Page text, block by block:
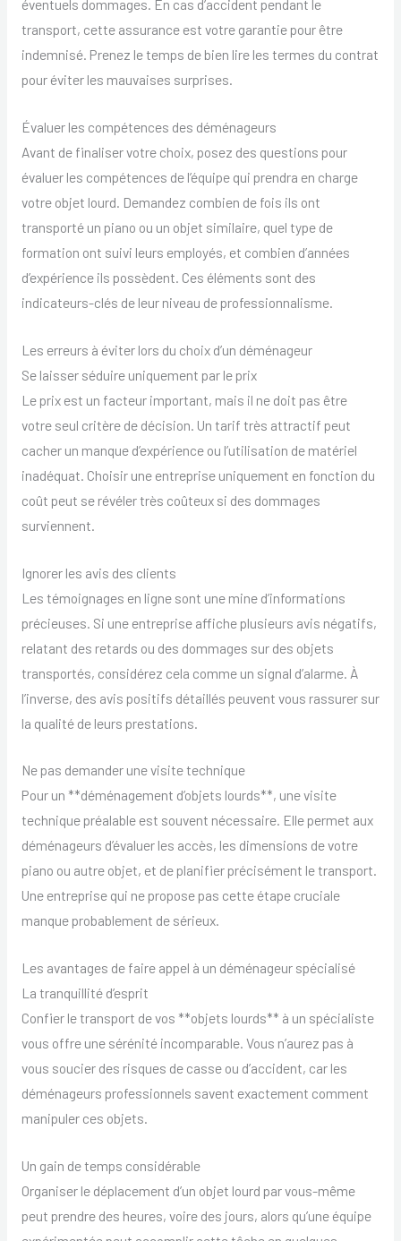
éventuels dommages. En cas d’accident pendant le
transport, cette assurance est votre garantie pour être
indemnisé. Prenez le temps de bien lire les termes du contrat
pour éviter les mauvaises surprises.
Évaluer les compétences des déménageurs
Avant de finaliser votre choix, posez des questions pour
évaluer les compétences de l’équipe qui prendra en charge
votre objet lourd. Demandez combien de fois ils ont
transporté un piano ou un objet similaire, quel type de
formation ont suivi leurs employés, et combien d’années
d’expérience ils possèdent. Ces éléments sont des
indicateurs-clés de leur niveau de professionnalisme.
Les erreurs à éviter lors du choix d’un déménageur
Se laisser séduire uniquement par le prix
Le prix est un facteur important, mais il ne doit pas être
votre seul critère de décision. Un tarif très attractif peut
cacher un manque d’expérience ou l’utilisation de matériel
inadéquat. Choisir une entreprise uniquement en fonction du
coût peut se révéler très coûteux si des dommages
surviennent.
Ignorer les avis des clients
Les témoignages en ligne sont une mine d’informations
précieuses. Si une entreprise affiche plusieurs avis négatifs,
relatant des retards ou des dommages sur des objets
transportés, considérez cela comme un signal d’alarme. À
l’inverse, des avis positifs détaillés peuvent vous rassurer sur
la qualité de leurs prestations.
Ne pas demander une visite technique
Pour un **déménagement d’objets lourds**, une visite
technique préalable est souvent nécessaire. Elle permet aux
déménageurs d’évaluer les accès, les dimensions de votre
piano ou autre objet, et de planifier précisément le transport.
Une entreprise qui ne propose pas cette étape cruciale
manque probablement de sérieux.
Les avantages de faire appel à un déménageur spécialisé
La tranquillité d’esprit
Confier le transport de vos **objets lourds** à un spécialiste
vous offre une sérénité incomparable. Vous n’aurez pas à
vous soucier des risques de casse ou d’accident, car les
déménageurs professionnels savent exactement comment
manipuler ces objets.
Un gain de temps considérable
Organiser le déplacement d’un objet lourd par vous-même
peut prendre des heures, voire des jours, alors qu’une équipe